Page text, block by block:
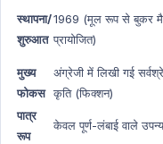
स्थापना/
शुरुआत
1969 (मूल रूप से बुकर
प्रायोजित)
मुख्य
फोकस
अंग्रेजी में लिखी गई
कृति (फिक्शन)
पात्र
रूप
केवल पूर्ण-लंबाई वाले